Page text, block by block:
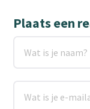
Plaats een